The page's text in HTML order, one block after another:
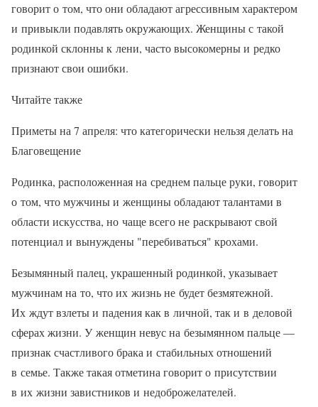
говорит о том, что они обладают агрессивным характером
и привыкли подавлять окружающих. Женщины с такой
родинкой склонны к лени, часто высокомерны и редко
признают свои ошибки.
Читайте также
Приметы на 7 апреля: что категорически нельзя делать на
Благовещение
Родинка, расположенная на среднем пальце руки, говорит
о том, что мужчины и женщины обладают талантами в
области искусства, но чаще всего не раскрывают свой
потенциал и вынуждены "перебиваться" крохами.
Безымянный палец, украшенный родинкой, указывает
мужчинам на то, что их жизнь не будет безмятежной.
Их ждут взлеты и падения как в личной, так и в деловой
сферах жизни. У женщин невус на безымянном пальце —
признак счастливого брака и стабильных отношений
в семье. Также такая отметина говорит о присутствии
в их жизни завистников и недоброжелателей.